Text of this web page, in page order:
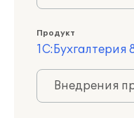
Продукт
1С:Бухгалтерия
Внедрения